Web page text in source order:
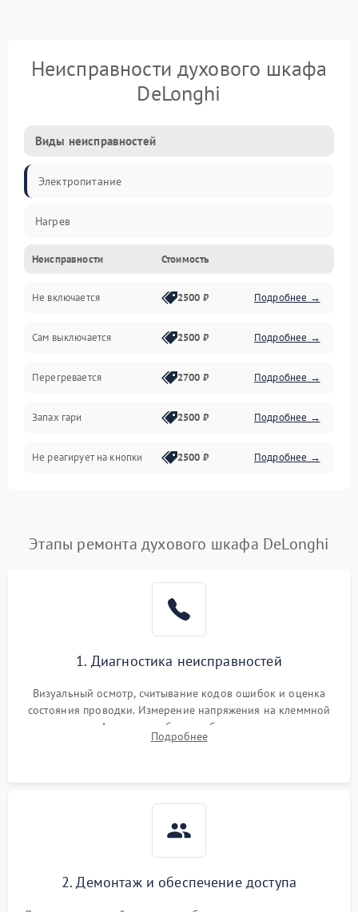
Неисправности духового шкафа
DeLonghi
Виды неисправностей
Электропитание
Нагрев
Неисправности Стоимость
Не включается 2500 ₽ Подробнее →
Сам выключается 2500 ₽ Подробнее →
Перегревается 2700 ₽ Подробнее →
Запах гари 2500 ₽ Подробнее →
Не реагирует на кнопки 2500 ₽ Подробнее →
Этапы ремонта духового шкафа DeLonghi
1. Диагностика неисправностей
Визуальный осмотр, считывание кодов ошибок и оценка
состояния проводки. Измерение напряжения на клеммной
колодке. Анализ жалоб на проблемы с нагревом,
конвекцией, панелью управления или блокировкой дверцы.
Подробнее
2. Демонтаж и обеспечение доступа